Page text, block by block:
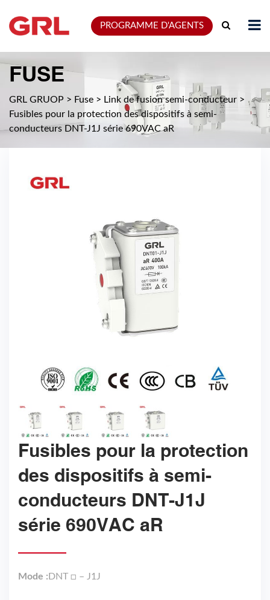
PROGRAMME D'AGENTS
FUSE
GRL GRUOP > Fuse > Link de fusion semi-conducteur >
Fusibles pour la protection des dispositifs à semi-
conducteurs DNT-J1J série 690VAC aR
Fusibles pour la protection
des dispositifs à semi-
conducteurs DNT-J1J
série 690VAC aR
Mode : DNT □ – J1J